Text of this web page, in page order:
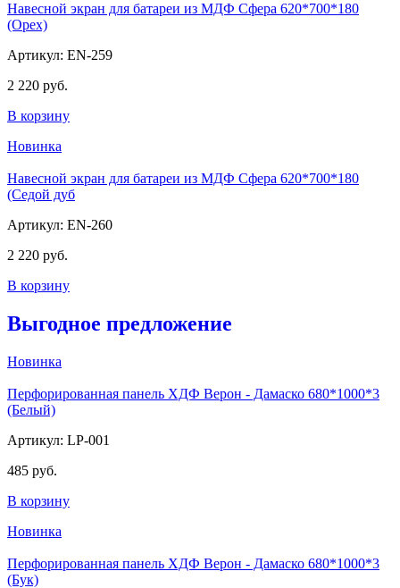
Навесной экран для батареи из МДФ Сфера 620*700*180
(Орех)
Артикул: EN-259
2 220 руб.
В корзину
Новинка
Навесной экран для батареи из МДФ Сфера 620*700*180
(Седой дуб
Артикул: EN-260
2 220 руб.
В корзину
Выгодное предложение
Новинка
Перфорированная панель ХДФ Верон - Дамаско 680*1000*3
(Белый)
Артикул: LP-001
485 руб.
В корзину
Новинка
Перфорированная панель ХДФ Верон - Дамаско 680*1000*3
(Бук)